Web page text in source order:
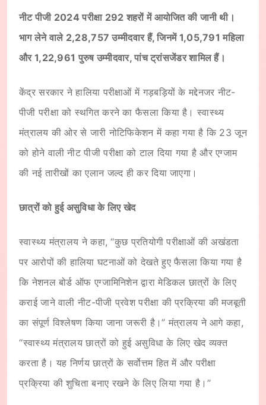
नीट पीजी 2024 परीक्षा 292 शहरों में आयोजित की जानी थी।
भाग लेने वाले 2,28,757 उम्मीदवार हैं, जिनमें 1,05,791 महिला
और 1,22,961 पुरुष उम्मीदवार, पांच ट्रांसजेंडर शामिल हैं।
केंद्र सरकार ने हालिया परीक्षाओं में गड़बड़ियों के मद्देनजर नीट-
पीजी परीक्षा को स्थगित करने का फैसला किया है। स्वास्थ्य
मंत्रालय की ओर से जारी नोटिफिकेशन में कहा गया है कि 23 जून
को होने वाली नीट पीजी परीक्षा को टाल दिया गया है और एग्जाम
की नई तारीखों का एलान जल्द ही कर दिया जाएगा।
छात्रों को हुई असुविधा के लिए खेद
स्वास्थ्य मंत्रालय ने कहा, “कुछ प्रतियोगी परीक्षाओं की अखंडता
पर आरोपों की हालिया घटनाओं को देखते हुए फैसला किया गया है
कि नेशनल बोर्ड ऑफ एग्जामिनिशेन द्वारा मेडिकल छात्रों के लिए
कराई जाने वाली नीट-पीजी प्रवेश परीक्षा की प्रक्रिया की मजबूती
का संपूर्ण विश्लेषण किया जाना जरूरी है।” मंत्रालय ने आगे कहा,
‘‘स्वास्थ्य मंत्रालय छात्रों को हुई असुविधा के लिए खेद व्यक्त
करता है। यह निर्णय छात्रों के सर्वोत्तम हित में और परीक्षा
प्रक्रिया की शुचिता बनाए रखने के लिए लिया गया है।’’